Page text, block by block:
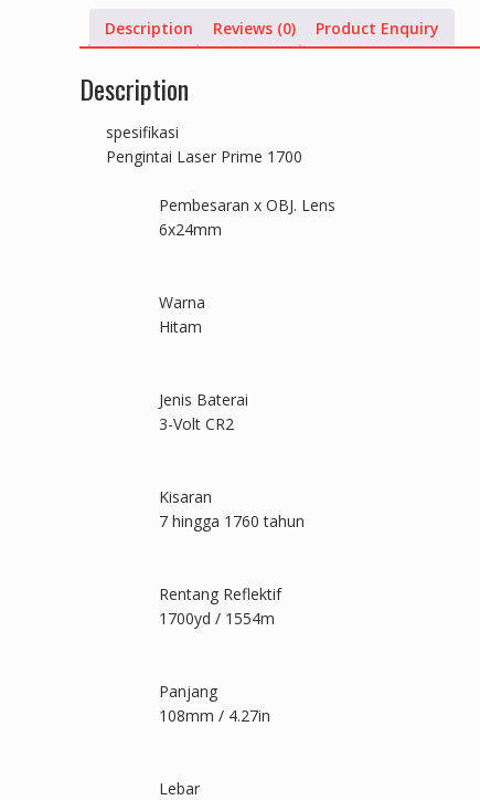
Description Reviews (0) Product Enquiry
Description
spesifikasi
Pengintai Laser Prime 1700
Pembesaran x OBJ. Lens
6x24mm
Warna
Hitam
Jenis Baterai
3-Volt CR2
Kisaran
7 hingga 1760 tahun
Rentang Reflektif
1700yd / 1554m
Panjang
108mm / 4.27in
Lebar